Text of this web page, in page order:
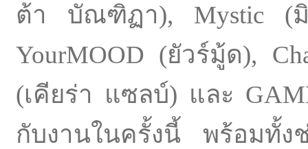
ต้า บัณฑิฏา), Mystic (มิ
YourMOOD (ยัวร์มู้ด),
(เคียร่า แซลบ์) และ
กับงานในครั้งนี้ พร้อมทั้ง